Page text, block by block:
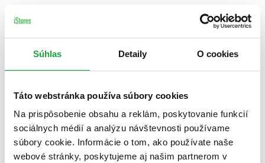
Súhlas Detaily O cookies
Táto webstránka používa súbory cookies
Na prispôsobenie obsahu a reklám, poskytovanie funkcií
sociálnych médií a analýzu návštevnosti používame
súbory cookie. Informácie o tom, ako používate naše
webové stránky, poskytujeme aj našim partnerom v